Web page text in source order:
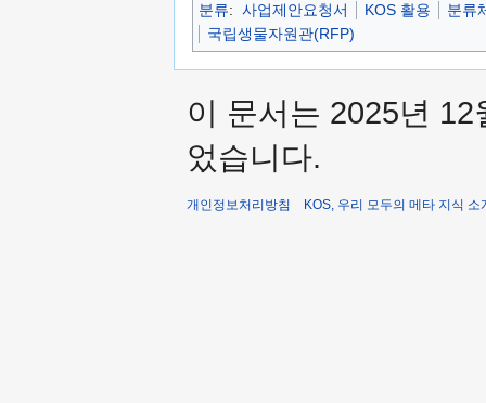
분류: 사업제안요청서 KOS 활용
분류
국립생물자원관(RFP)
이 문서는 2025년
었습니다.
개인정보처리방침 KOS, 우리 모두의 메타 지식 소